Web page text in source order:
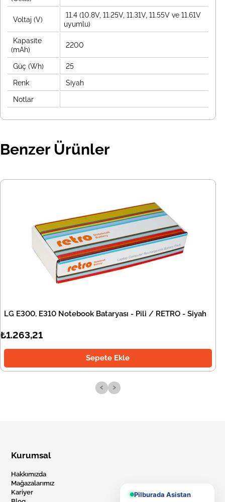
Voltaj (V)
11.4 (10.8V, 11.25V, 11.31V, 11.55V ve 11.61V
uyumlu)
Kapasite
(mAh)
2200
Güç (Wh) 25
Renk Siyah
Notlar
Benzer Ürünler
LG E300, E310 Notebook Bataryası - Pili / RETRO - Siyah
₺1.263,21
Sepete Ekle
‹ ›
Kurumsal
Hakkımızda
Mağazalarımız
Kariyer
Pilburada Asistan